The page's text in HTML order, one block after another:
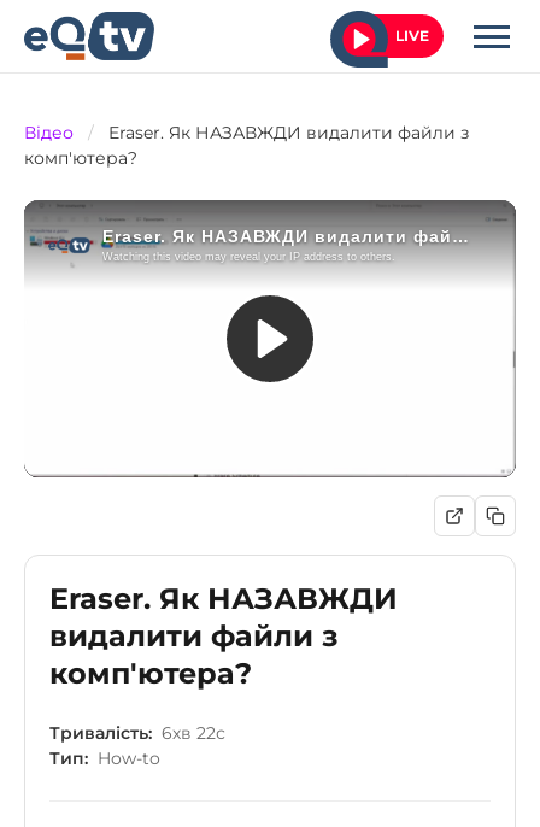
LIVE
Відео /
Eraser. Як НАЗАВЖДИ видалити файли з
комп'ютера?
Eraser. Як НАЗАВЖДИ
видалити файли з
комп'ютера?
Тривалість: 6хв 22с
Тип: How-to